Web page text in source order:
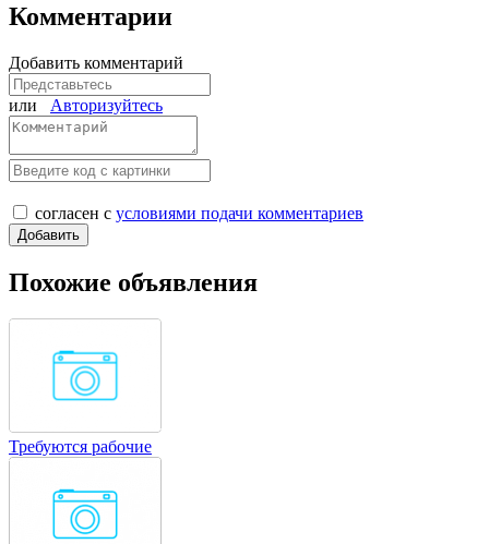
Комментарии
Добавить комментарий
или Авторизуйтесь
согласен с условиями подачи комментариев
Похожие объявления
Требуются рабочие